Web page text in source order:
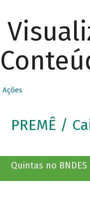
Ações
PREMÊ /
Quintas no BNDES